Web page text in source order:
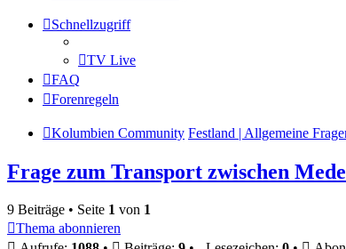
Schnellzugriff
TV Live
FAQ
Forenregeln
Kolumbien Community Festland | Allgemeine
Frage zum Transport zwischen
9 Beiträge • Seite 1 von 1
Thema abonnieren